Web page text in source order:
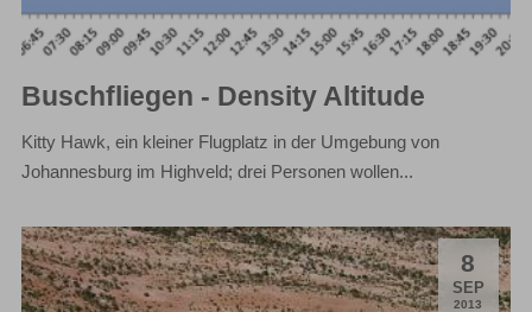
Buschfliegen - Density Altitude
Kitty Hawk, ein kleiner Flugplatz in der Umgebung von
Johannesburg im Highveld; drei Personen wollen...
8
SEP.
2013